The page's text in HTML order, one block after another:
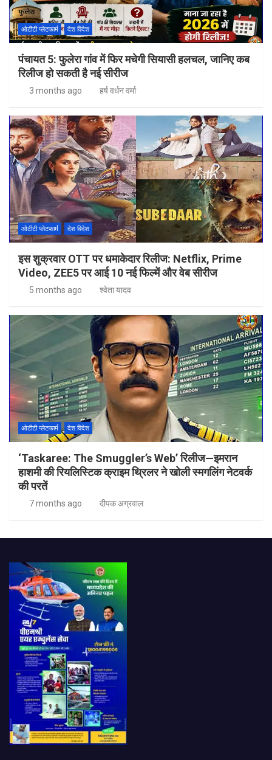
ओटीटी प्लेटफार्म देश विदेश
पंचायत 5: फुलेरा गांव में फिर मचेगी सियासी हलचल, जानिए कब
रिलीज हो सकती है नई सीरीज
3 months ago हर्ष वर्धन वर्मा
ओटीटी प्लेटफार्म देश विदेश
इस शुक्रवार OTT पर धमाकेदार रिलीज: Netflix, Prime
Video, ZEE5 पर आई 10 नई फिल्में और वेब सीरीज
5 months ago श्वेता यादव
ओटीटी प्लेटफार्म देश विदेश
‘Taskaree: The Smuggler’s Web’ रिलीज—इमरान
हाशमी की रियलिस्टिक क्राइम थ्रिलर ने खोली स्मगलिंग नेटवर्क
की परतें
7 months ago दीपक अग्रवाल